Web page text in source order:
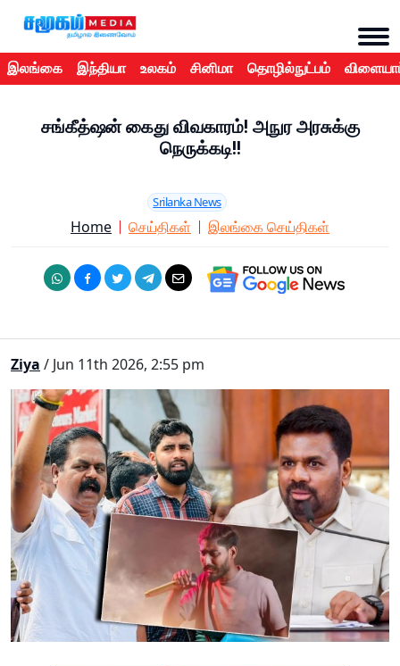
இலங்கை இந்தியா உலகம் சினிமா தொழில்நுட்பம்
சங்கீத்ஷன் கைது விவகாரம்! அநுர அரசுக்கு
நெருக்கடி!!
Srilanka News
Home செய்திகள் இலங்கை செய்திகள்
Ziya / Jun 11th 2026, 2:55 pm